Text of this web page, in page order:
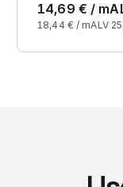
14,69 € / m
18,44 € / mALV